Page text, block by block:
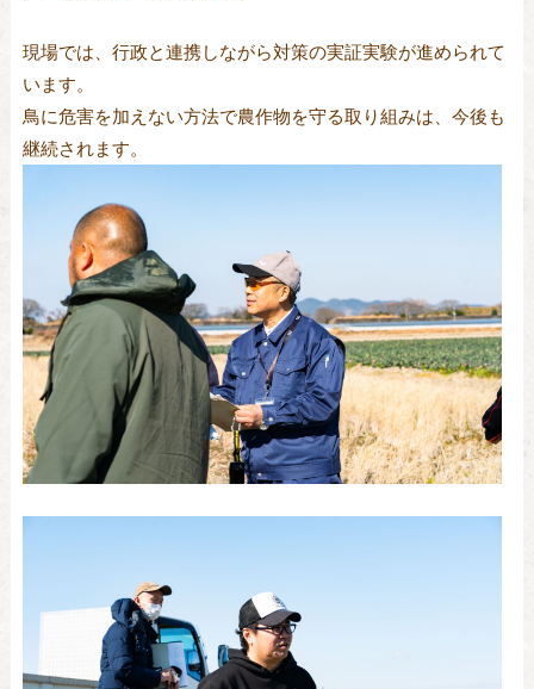
現場では、行政と連携しながら対策の実証実験が進められて
います。
鳥に危害を加えない方法で農作物を守る取り組みは、今後も
継続されます。